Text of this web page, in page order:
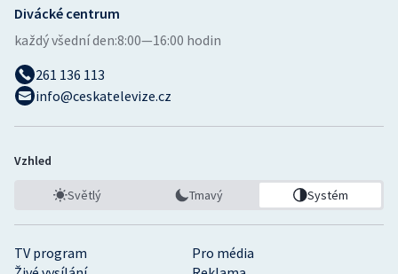
TV program
Pro média
Divácké centrum
každý všední den:8:00—16:00 hodin
261 136 113
info@ceskatelevize.cz
Vzhled
Světlý Tmavý Systém